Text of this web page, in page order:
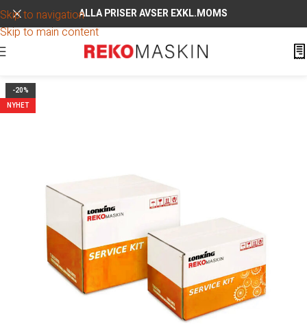
Skip to navigation
Skip to main content
ALLA PRISER AVSER EXKL.MOMS
-20%
NYHET